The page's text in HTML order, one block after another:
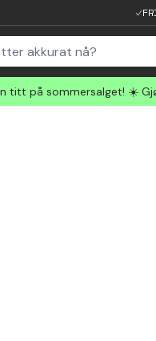
titt på sommersalget! ☀️